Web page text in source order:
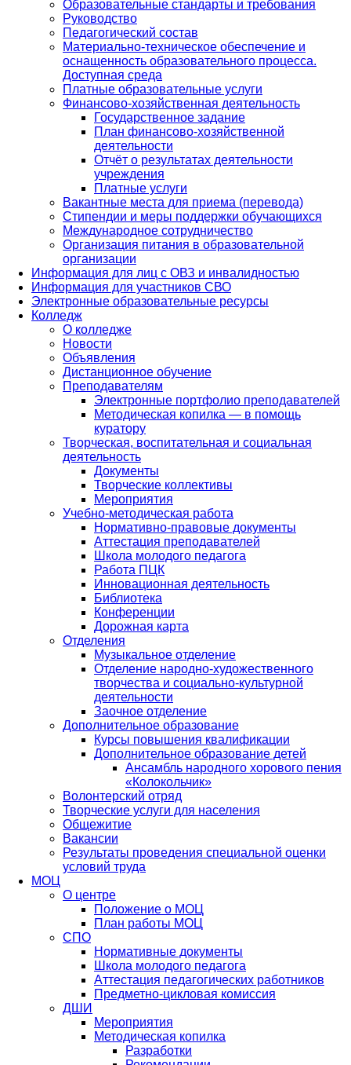
Образовательные стандарты и требования
Руководство
Педагогический состав
Материально-техническое обеспечение и
оснащенность образовательного процесса.
Доступная среда
Платные образовательные услуги
Финансово-хозяйственная деятельность
Государственное задание
План финансово-хозяйственной
деятельности
Отчёт о результатах деятельности
учреждения
Платные услуги
Вакантные места для приема (перевода)
Стипендии и меры поддержки обучающихся
Международное сотрудничество
Организация питания в образовательной
организации
Информация для лиц с ОВЗ и инвалидностью
Информация для участников СВО
Электронные образовательные ресурсы
Колледж
О колледже
Новости
Объявления
Дистанционное обучение
Преподавателям
Электронные портфолио преподавателей
Методическая копилка — в помощь
куратору
Творческая, воспитательная и социальная
деятельность
Документы
Творческие коллективы
Мероприятия
Учебно-методическая работа
Нормативно-правовые документы
Аттестация преподавателей
Школа молодого педагога
Работа ПЦК
Инновационная деятельность
Библиотека
Конференции
Дорожная карта
Отделения
Музыкальное отделение
Отделение народно-художественного
творчества и социально-культурной
деятельности
Заочное отделение
Дополнительное образование
Курсы повышения квалификации
Дополнительное образование детей
Ансамбль народного хорового пения
«Колокольчик»
Волонтерский отряд
Творческие услуги для населения
Общежитие
Вакансии
Результаты проведения специальной оценки
условий труда
МОЦ
О центре
Положение о МОЦ
План работы МОЦ
СПО
Нормативные документы
Школа молодого педагога
Аттестация педагогических работников
Предметно-цикловая комиссия
ДШИ
Мероприятия
Методическая копилка
Разработки